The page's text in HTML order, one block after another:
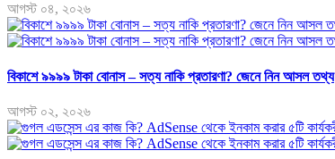
আগস্ট ০৪, ২০২৬
বিকাশে ৯৯৯৯ টাকা বোনাস – সত্য নাকি প্রতারণা? জেনে নিন আসল তথ্য
আগস্ট ০২, ২০২৬